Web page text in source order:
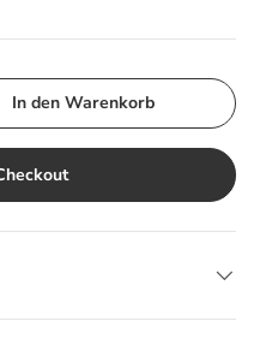
In den Warenkorb